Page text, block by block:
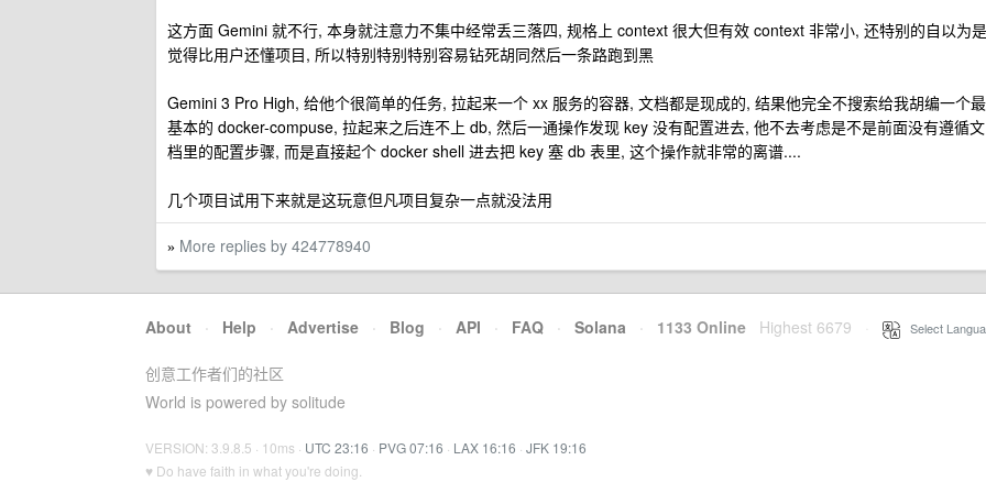
这方面 Gemini 就不行, 本身就注意力不集中经常丢三落四, 规格上 context 很大但有效 context 非常小, 还特别的自以为是
觉得比用户还懂项目, 所以特别特别特别容易钻死胡同然后一条路跑到黑
Gemini 3 Pro High, 给他个很简单的任务, 拉起来一个 xx 服务的容器, 文档都是现成的, 结果他完全不搜索给我胡编一个最
基本的 docker-compuse, 拉起来之后连不上 db, 然后一通操作发现 key 没有配置进去, 他不去考虑是不是前面没有遵循文
档里的配置步骤, 而是直接起个 docker shell 进去把 key 塞 db 表里, 这个操作就非常的离谱....
几个项目试用下来就是这玩意但凡项目复杂一点就没法用
» More replies by 424778940
About · Help · Advertise · Blog · API · FAQ · Solana · 1133 Online Highest 6679 Select
创意工作者们的社区
World is powered by solitude
VERSION: 3.9.8.5 · 10ms · UTC 23:16 · PVG 07:16 · LAX 16:16 · JFK 19:16
♥ Do have faith in what you're doing.